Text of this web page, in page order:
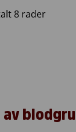
8 rader
av